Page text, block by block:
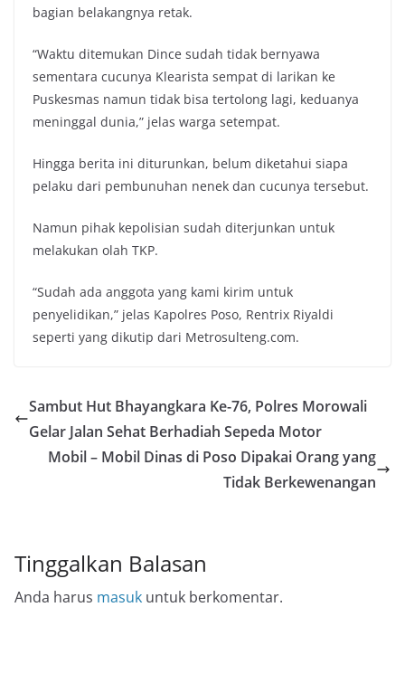
bagian belakangnya retak.
“Waktu ditemukan Dince sudah tidak bernyawa
sementara cucunya Klearista sempat di larikan ke
Puskesmas namun tidak bisa tertolong lagi, keduanya
meninggal dunia,” jelas warga setempat.
Hingga berita ini diturunkan, belum diketahui siapa
pelaku dari pembunuhan nenek dan cucunya tersebut.
Namun pihak kepolisian sudah diterjunkan untuk
melakukan olah TKP.
“Sudah ada anggota yang kami kirim untuk
penyelidikan,” jelas Kapolres Poso, Rentrix Riyaldi
seperti yang dikutip dari Metrosulteng.com.
Sambut Hut Bhayangkara Ke-76, Polres Morowali
Gelar Jalan Sehat Berhadiah Sepeda Motor
Mobil – Mobil Dinas di Poso Dipakai Orang yang
Tidak Berkewenangan
Tinggalkan Balasan
Anda harus masuk untuk berkomentar.